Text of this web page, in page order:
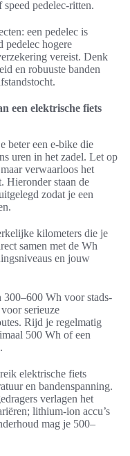
pedelec-ritten.
een pedelec is
pedelec hogere
vereist. Denk
en robuuste banden
een elektrische fiets
beter een e-bike die
uren in het zadel. Let op
verwaarloos het
Hieronder staan de
zodat je een
kilometers die je
samen met de Wh
en jouw
300–600 Wh voor stads-
serieuze
Rijd je regelmatig
500 Wh of een
elektrische fiets
en bandenspanning.
verlagen het
lithium-ion accu’s
mag je 500–